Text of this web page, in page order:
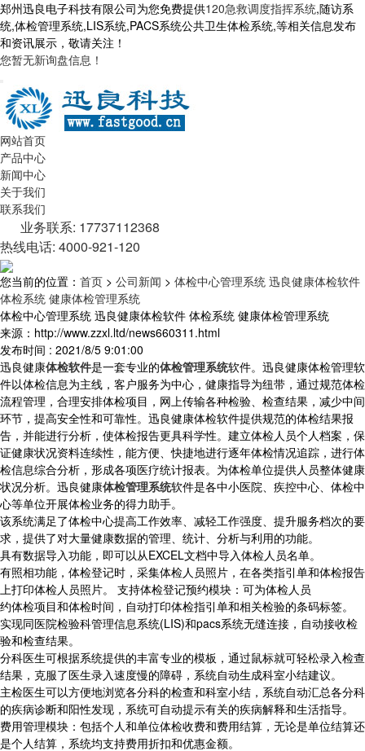
郑州迅良电子科技有限公司为您免费提供120急救调度指挥系统,随访系
统,体检管理系统,LIS系统,PACS系统公共卫生体检系统,等相关信息发布
和资讯展示，敬请关注！
您暂无新询盘信息！
网站首页
产品中心
新闻中心
关于我们
联系我们
业务联系: 17737112368
热线电话: 4000-921-120
您当前的位置： 首页 > 公司新闻 > 体检中心管理系统 迅良健康体检软件
体检系统 健康体检管理系统
体检中心管理系统 迅良健康体检软件 体检系统 健康体检管理系统
来源：http://www.zzxl.ltd/news660311.html
发布时间 : 2021/8/5 9:01:00
迅良健康体检软件是一套专业的体检管理系统软件。迅良健康体检管理软
件以体检信息为主线，客户服务为中心，健康指导为纽带，通过规范体检
流程管理，合理安排体检项目，网上传输各种检验、检查结果，减少中间
环节，提高安全性和可靠性。迅良健康体检软件提供规范的体检结果报
告，并能进行分析，使体检报告更具科学性。建立体检人员个人档案，保
证健康状况资料连续性，能方便、快捷地进行逐年体检情况追踪，进行体
检信息综合分析，形成各项医疗统计报表。为体检单位提供人员整体健康
状况分析。迅良健康体检管理系统软件是各中小医院、疾控中心、体检中
心等单位开展体检业务的得力助手。
该系统满足了体检中心提高工作效率、减轻工作强度、提升服务档次的要
求，提供了对大量健康数据的管理、统计、分析与利用的功能。
具有数据导入功能，即可以从EXCEL文档中导入体检人员名单。
有照相功能，体检登记时，采集体检人员照片，在各类指引单和体检报告
上打印体检人员照片。 支持体检登记预约模块：可为体检人员
约体检项目和体检时间，自动打印体检指引单和相关检验的条码标签。
实现同医院检验科管理信息系统(LIS)和pacs系统无缝连接，自动接收检
验和检查结果。
分科医生可根据系统提供的丰富专业的模板，通过鼠标就可轻松录入检查
结果，克服了医生录入速度慢的障碍，系统自动生成科室小结建议。
主检医生可以方便地浏览各分科的检查和科室小结，系统自动汇总各分科
的疾病诊断和阳性发现，系统可自动提示有关的疾病解释和生活指导。
费用管理模块：包括个人和单位体检收费和费用结算，无论是单位结算还
是个人结算，系统均支持费用折扣和优惠金额。